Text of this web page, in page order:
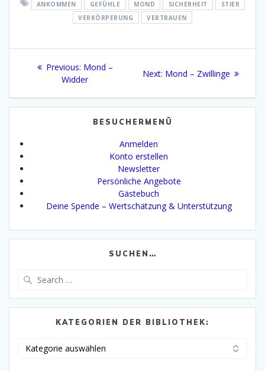
ANKOMMEN GEFÜHLE MOND SICHERHEIT
STIER
VERKÖRPERUNG
VERTRAUEN
Beitragsnavigation
Previous: Previous
post:
Mond –
Widder
Next: Next
Mond – Zwillinge
BESUCHERMENÜ
Anmelden
Konto erstellen
Newsletter
Persönliche Angebote
Gästebuch
Deine Spende – Wertschätzung & Unterstützung
SUCHEN…
KATEGORIEN DER BIBLIOTHEK: